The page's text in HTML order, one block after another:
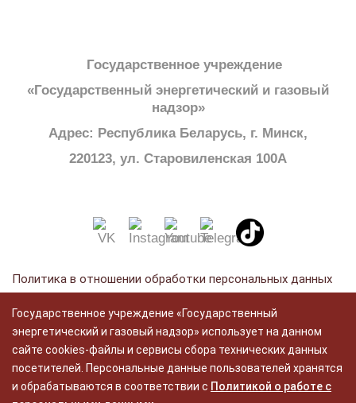
Государственное учреждение
«Государственный энергетический и газовый
надзор»
Адрес: Республика Беларусь, г. Минск,
220123, ул. Старовиленская 100А
Политика в отношении обработки персональных данных
Политика видеонаблюдения
Разработка:
ЦВР «Октябрьский»
Государственное учреждение «Государственный
энергетический и газовый надзор» использует на данном
сайте cookies-файлы и сервисы сбора технических данных
посетителей. Персональные данные пользователей хранятся
и обрабатываются в соответствии с Политикой о работе с